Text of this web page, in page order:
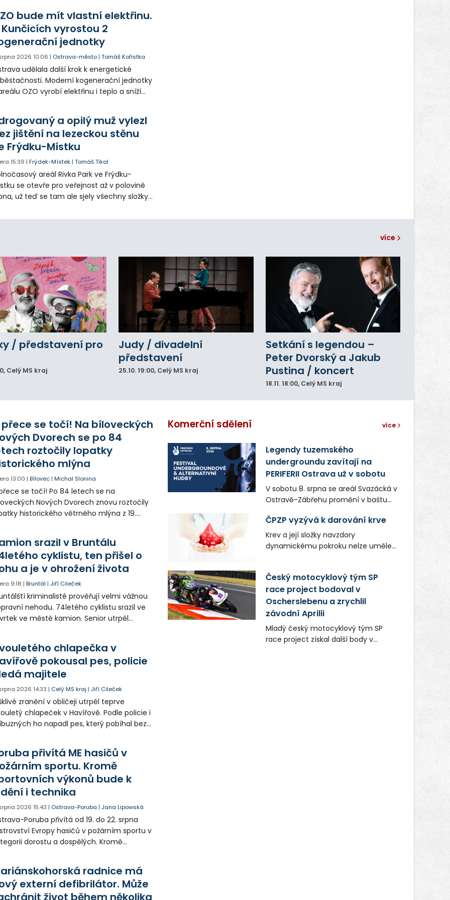
bude mít vlastní elektřinu.
Kunčicích vyrostou 2
jednotky
2026 10:06 | Ostrava-město |Tomáš Kořistka
udělala další krok k energetické
Moderní kogenerační jednotky
OZO vyrobí elektřinu i teplo a sníží
a opilý muž vylezl
jištění na lezeckou stěnu
Frýdku-Místku
15:39 |Frýdek-Místek |Tomáš Tikal
areál Rivka Park ve Frýdku-
se otevře pro veřejnost až v polovině
už teď se tam ale sjely všechny složky
opilého muže pod vlivem drog do
více
/ představení pro
, Celý MS kraj
Judy / divadelní
představení
25.10.19:00, Celý MS kraj
Setkání s legendou –
Peter Dvorský a Jakub
Pustina / koncert
18.11. 18:00, Celý MS kraj
přece se točí! Na bíloveckých
Dvorech se po 84
roztočily lopatky
mlýna
13:00 |Bílovec |Michal Slonina
se točí! Po 84 letech se na
Nových Dvorech znovu roztočily
historického větrného mlýna z 19.
srazil v Bruntálu
cyklistu, ten přišel o
a je v ohrožení života
9:18 |Bruntál |Jiří Cileček
kriminalisté prověřují velmi vážnou
nehodu. 74letého cyklistu srazil ve
ve městě kamion. Senior utrpěl
případné svědky.chlapečka v
pokousal pes, policie
majitele
2026 14:33 | Celý MS kraj |Jiří Cileček
zranění v obličeji utrpěl teprve
chlapeček v Havířově. Podle policie i
ho napadl pes, který pobíhal bez
Případem už se zabývá policie, která
psa hledá.
přivítá ME hasičů v
sportu. Kromě
výkonů bude k
i technika
2026 15:43 | Ostrava-Poruba |Jana Lipowská
Poruba přivítá od 19. do 22. srpna
Evropy hasičů v požárním sportu v
dorostu a dospělých. Kromě
radnice má
externí defibrilátor. Může
život během několika
Komerční sdělení více
Legendy tuzemského
undergroundu zavítají na
PERIFERII Ostrava už v sobotu
V sobotu 8. srpna se areál Svazácká v
Ostravě-Zábřehu promění v baštu
hudby. Uskuteční se zde totiž první
ročník festivalu PERIFERIE Ostrava.
Brány areálu se otevřou půlhodinu po
Vstupenky v ceně 450 Kč jsou v
prodeji.
ČPZP vyzývá k darování krve
Krev a její složky navzdory
dynamickému pokroku nelze uměle
nenahraditelnou tělní tekutinu
neobejde. Naléhavá potřeba doplnit
krevní zásoby nastává vždy v létě,
kdy stoupá počet úrazů. Česká
průmyslová zdravotní pojišťovna
(ČPZP) apeluje na všechny, kteří se
těší dobrému zdraví, aby se stali
Český motocyklový tým SP
race project bodoval v
Oscherslebenu a zrychlil
závodní Aprilii
Mladý český motocyklový tým SP
race project získal další body v